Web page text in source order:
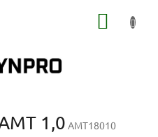
1,0 AMT18010